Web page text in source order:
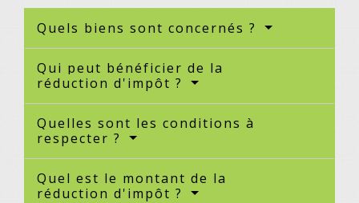
Quels biens sont concernés ?
Qui peut bénéficier de la
réduction d'impôt ?
Quelles sont les conditions à
respecter ?
Quel est le montant de la
réduction d'impôt ?